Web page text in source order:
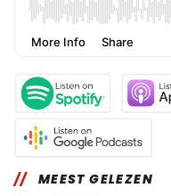
MEEST GELEZEN